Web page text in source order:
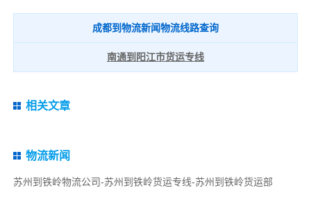
成都到物流新闻物流线路查询
南通到阳江市货运专线
相关文章
物流新闻
苏州到铁岭物流公司-苏州到铁岭货运专线-苏州到铁岭货运部